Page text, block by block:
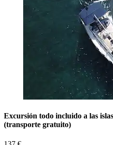
Excursión todo incluido a las
(transporte gratuito)